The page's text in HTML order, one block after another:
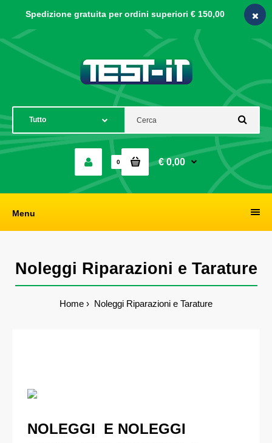
Spedizione gratuita per ordini superiori € 150,00
0 € 0,00
Menu
Noleggi Riparazioni e Tarature
Home Noleggi Riparazioni e Tarature
NOLEGGI E NOLEGGI